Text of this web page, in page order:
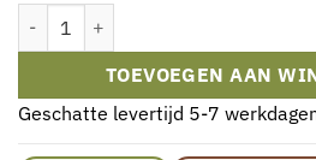
Aura Herbals - Vitamine D3 4000 IE
TOEVOEGEN AAN
Geschatte levertijd 5-7